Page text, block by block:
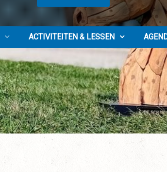
ACTIVITEITEN & LESSEN